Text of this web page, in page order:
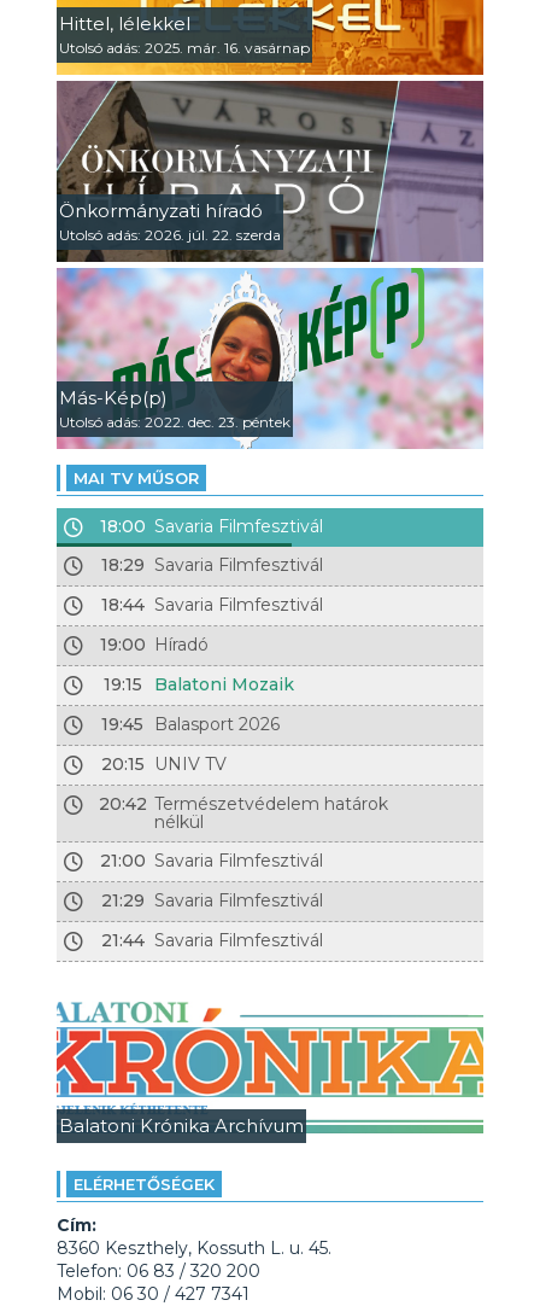
Hittel, lélekkel
Utolsó adás: 2025. már. 16. vasárnap
Önkormányzati híradó
Utolsó adás: 2026. júl. 22. szerda
Más-Kép(p)
Utolsó adás: 2022. dec. 23. péntek
MAI TV MŰSOR
18:00 Savaria Filmfesztivál
18:29 Savaria Filmfesztivál
18:44 Savaria Filmfesztivál
19:00 Híradó
19:15
Balatoni Mozaik
19:45
Balasport 2026
20:15
UNIV TV
20:42 Természetvédelem határok
nélkül
21:00 Savaria Filmfesztivál
21:29 Savaria Filmfesztivál
21:44 Savaria Filmfesztivál
Balatoni Krónika Archívum
ELÉRHETŐSÉGEK
Cím:
8360 Keszthely, Kossuth L. u. 45.
Telefon: 06 83 / 320 200
Mobil: 06 30 / 427 7341